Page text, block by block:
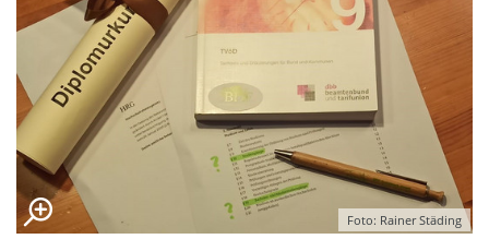
Foto: Rainer Städing